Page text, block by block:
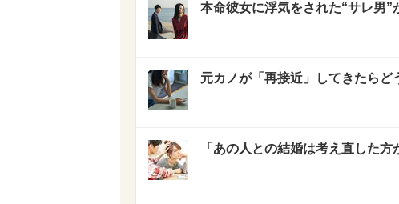
本命彼女に浮気をされた“サレ男
元カノが「再接近」してきたら
「あの人との結婚は考え直した